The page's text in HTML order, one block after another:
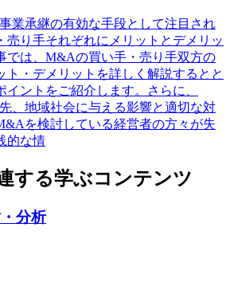
業承継の有効な手段として注目され
売り手それぞれにメリットとデメリッ
では、M&Aの買い手・売り手双方の
ト・デメリットを詳しく解説するとと
イントをご紹介します。さらに、
、地域社会に与える影響と適切な対
を検討している経営者の方々が失
的な情
する学ぶコンテンツ
分析